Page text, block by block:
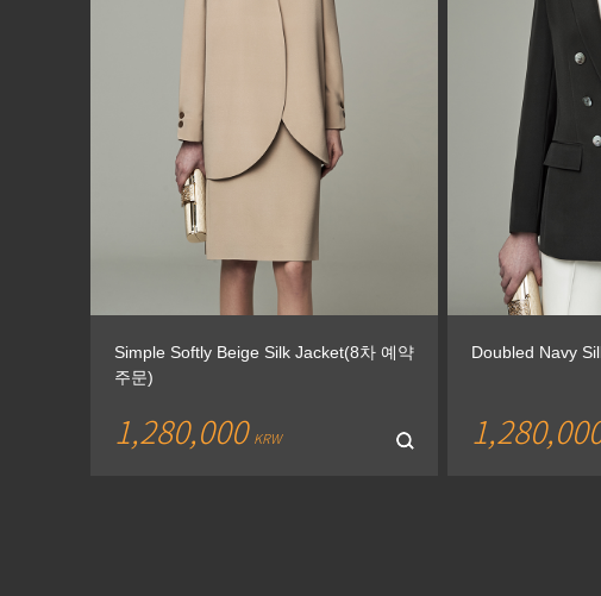
Simple Softly Beige Silk Jacket(8차 예약
주문)
1,280,000 KRW
Doubled Navy